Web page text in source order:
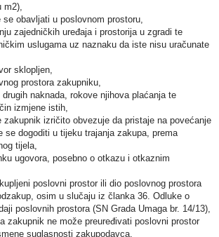
obavljati u poslovnom prostoru,
zajedničkih uređaja i prostorija u zgradi te
uslugama uz naznaku da iste nisu uračunate
sklopljen,
prostora zakupniku,
naknada, rokove njihova plaćanja te
izmjene istih,
zakupnik izričito obvezuje da pristaje na povećanje
se dogoditi u tijeku trajanja zakupa, prema
tijela,
ugovora, posebno o otkazu i otkaznim
poslovni prostor ili dio poslovnog prostora
osim u slučaju iz članka 36. Odluke o
poslovnih prostora (SN Grada Umaga br. 14/13),
zakupnik ne može preuređivati poslovni prostor
suglasnosti zakupodavca,